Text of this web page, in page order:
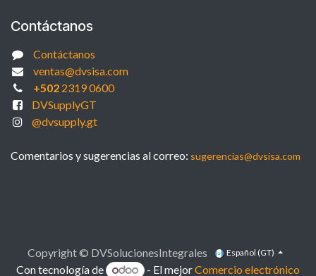
Contáctanos
Contáctanos
ventas@dvsisa.com
+5022319 0600
DVSupplyGT
@dvsupply.gt
Comentarios y sugerencias al correo: sugerencias@dvsisa.com
Copyright © DVSolucionesIntegrales Español (GT)
Con tecnología de - El mejorComercio electrónico